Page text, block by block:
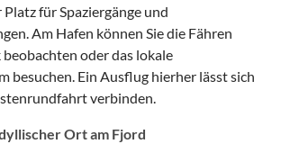
für Spaziergänge und
Am Hafen können Sie die Fähren
oder das lokale
besuchen. Ein Ausflug hierher lässt sich
verbinden.
Ort am Fjord